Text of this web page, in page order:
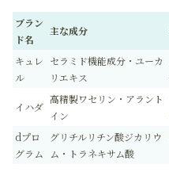
ブラン
ド名
主な成分
キュレ
ル
セラミド機能成分・ユーカ
リエキス
イハダ
高精製ワセリン・アラント
イン
dプロ
グラム
グリチルリチン酸ジカリウ
ム・トラネキサム酸